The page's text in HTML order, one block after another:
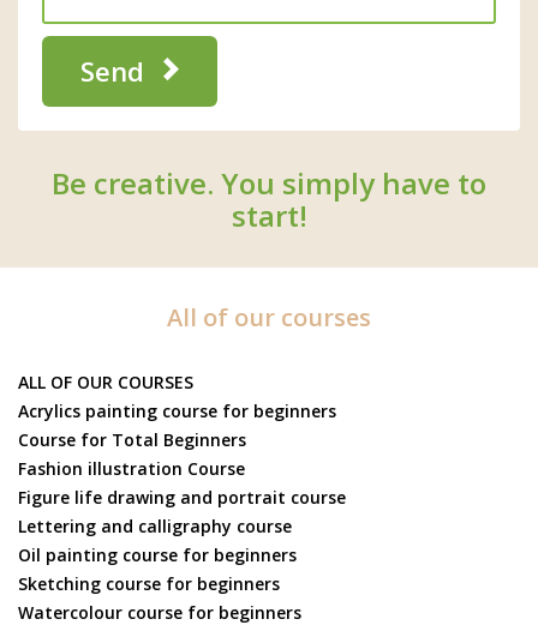
Send
Be creative. You simply have to
start!
All of our courses
ALL OF OUR COURSES
Acrylics painting course for beginners
Course for Total Beginners
Fashion illustration Course
Figure life drawing and portrait course
Lettering and calligraphy course
Oil painting course for beginners
Sketching course for beginners
Watercolour course for beginners